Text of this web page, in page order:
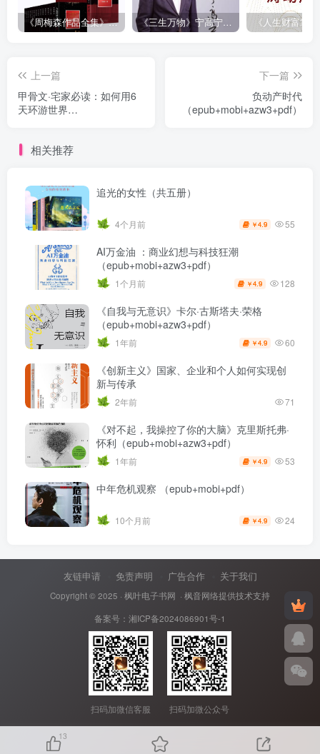
《周梅森作品全集》[共30册] 《三生万物》宁高宁（epub+mobi+azw3+pdf）
上一篇
甲骨文·宅家必读：如何用6
天环游世界
下一篇
负动产时代
（epub+mobi+azw3+pdf）
相关推荐
追光的女性（共五册）
4个月前 ￥4.9 55
AI万金油 ：商业幻想与科技狂潮
（epub+mobi+azw3+pdf）
1个月前 ￥4.9 128
《自我与无意识》卡尔·古斯塔夫·荣格
（epub+mobi+azw3+pdf）
1年前 ￥4.9 60
《创新主义》国家、企业和个人如何实现创
新与传承
2年前 71
《对不起，我操控了你的大脑》克里斯托弗·
怀利（epub+mobi+azw3+pdf）
1年前 ￥4.9 53
中年危机观察 （epub+mobi+pdf）
10个月前 ￥4.9 24
友链申请 免责声明 广告合作 关于我们
Copyright © 2025 · 枫叶电子书网 · 枫音网络提供技术支持
备案号： 湘ICP备2024086901号-1
扫码加微信客服 扫码加微公众号
13